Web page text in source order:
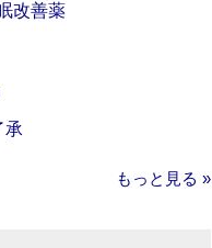
改善薬
承
もっと見る »